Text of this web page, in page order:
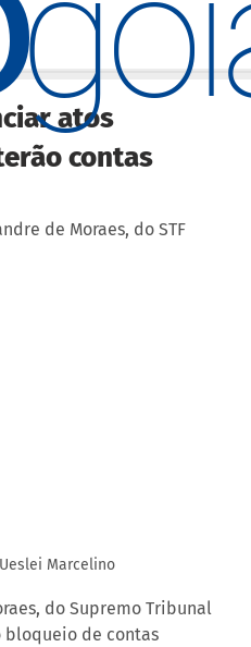
atos
contas
de Moraes, do STF
Marcelino
do Supremo Tribunal
bloqueio de contas